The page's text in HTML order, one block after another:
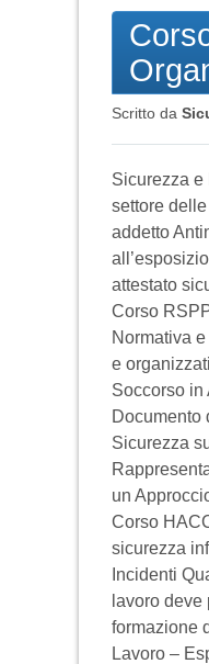
Scritto da
Sicurezza
settore
addetto
attestato
Corso
Normativa
e
Soccorso in
Documento
Sicurezza
un
Corso
sicurezza
Incidenti
lavoro
formazione
Lavoro –